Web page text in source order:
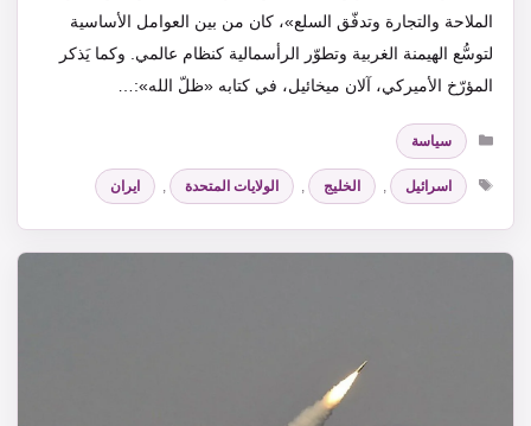
الملاحة والتجارة وتدفّق السلع»، كان من بين العوامل الأساسية
لتوسُّع الهيمنة الغربية وتطوّر الرأسمالية كنظام عالمي. وكما يَذكر
المؤرّخ الأميركي، آلان ميخائيل، في كتابه «ظلّ الله»:…
التصنيفات
سياسة
الوسوم
اسرائيل الخليج الولايات المتحدة ايران